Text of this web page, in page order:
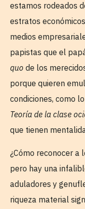
estamos rodeados
estratos
medios
papistas que el
quo de los
porque quieren
condiciones, como
Teoría de la clase
que tienen
¿Cómo reconocer a
pero hay una
aduladores y
riqueza material